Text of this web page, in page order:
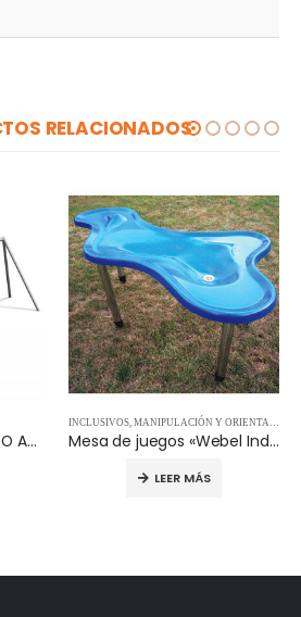
RELACIONADOS
COLUMPIO CON ASIENTO ADAPTADO 07.02.100
INCLUSIVOS, MANIPULACIÓN Y ORIENTACIÓN
Mesa de juegos «Webel Indoor» – 40.20.040
LEER MÁS